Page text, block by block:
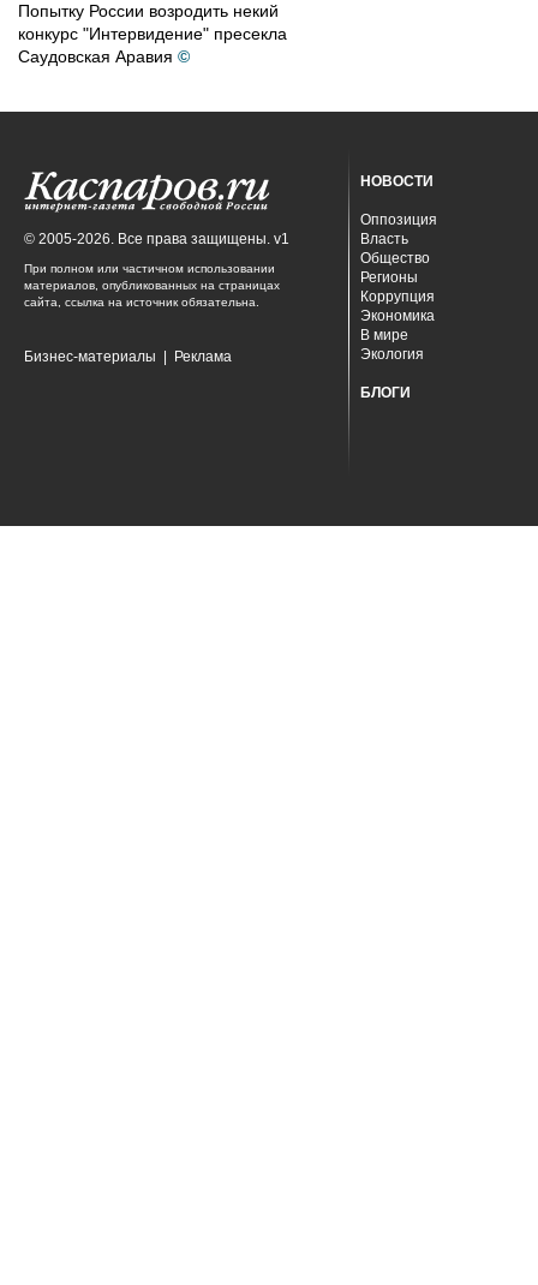
Попытку России возродить некий
конкурс "Интервидение" пресекла
Саудовская Аравия ©
© 2005-2026. Все права защищены. v1
При полном или частичном использовании
материалов, опубликованных на страницах
сайта, ссылка на источник обязательна.
Бизнес-материалы Реклама
НОВОСТИ
Оппозиция
Власть
Общество
Регионы
Коррупция
Экономика
В мире
Экология
БЛОГИ